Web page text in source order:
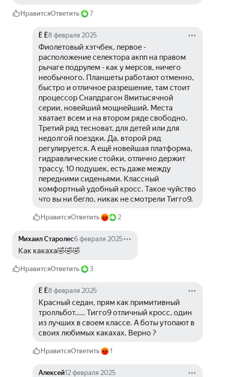
НравитсяОтветить 7
Ё Ё8 февраля 2025
Фиолетовый хэтчбек, первое -
расположение селектора акпп на правом
рычаге подрулем - как у мерсов, ничего
необычного. Планшеты работают отменно,
быстро и отличное разрешение, там стоит
процессор Снапдрагон 8митысячной
серии, новейший мощнейший. Места
хватает всем и на втором ряде свободно.
Третий ряд тесноват, для детей или для
недолгой поездки. Да, второй ряд
регулируется. А ещё новейшая платформа,
гидравлические стойки, отлично держит
трассу, 10 подушек, есть даже между
передними сиденьями. Классный
комфортный удобный кросс. Такое чуйство
что вы ни бегло, никак не смотрели Тигго9.
НравитсяОтветить 2
Михаил Старолес6 февраля 2025
Как какаха🤣🤣🤣
НравитсяОтветить 3
Ё Ё8 февраля 2025
Красный седан, прям как примитивный
тролльбот..... Тигго9 отличный кросс, один
из лучших в своем классе. А боты утопают в
своих любимых какахах. Верно ?
НравитсяОтветить 1
Алексей12 февраля 2025